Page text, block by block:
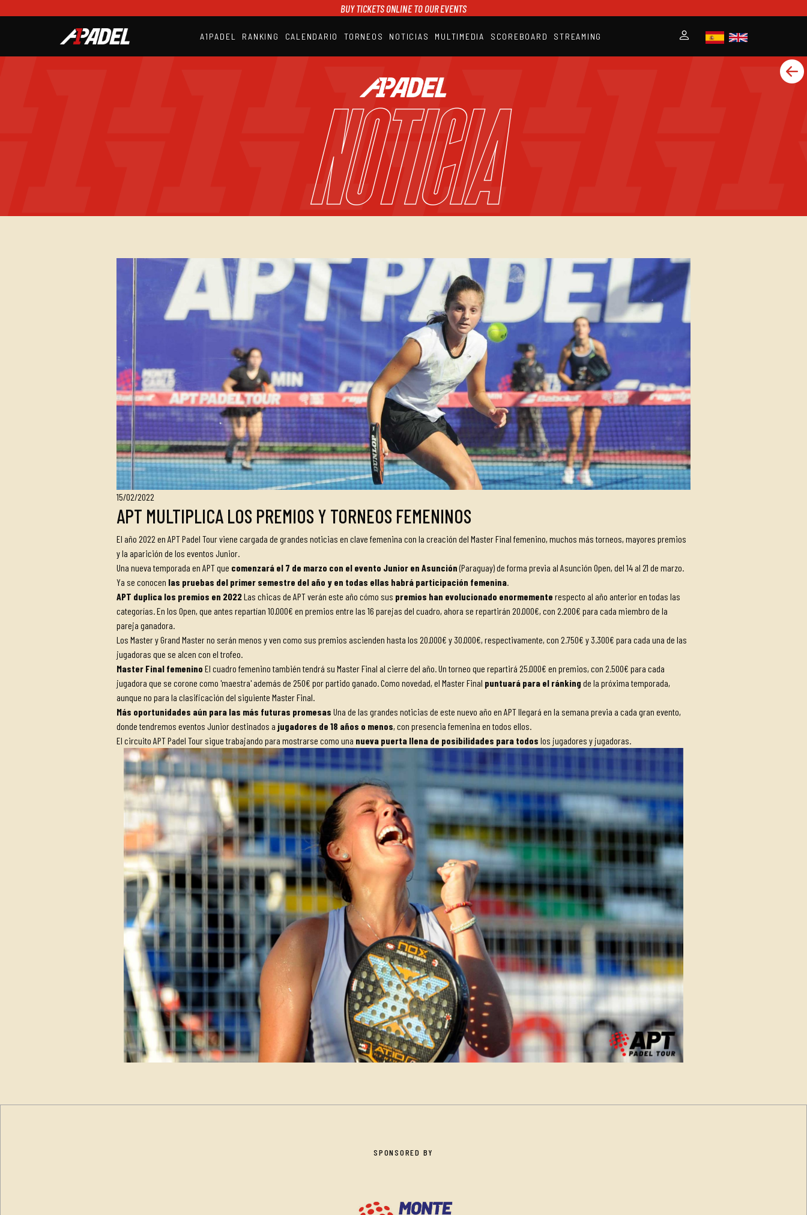
BUY TICKETS ONLINE TO OUR EVENTS
A1PADEL RANKING CALENDARIO TORNEOS NOTICIAS MULTIMEDIA SCOREBOARD STREAMING
CALENDARIO
TORNEOS
MULTIMEDIA
SCOREBOARD
STREAMING
NOTICIA
15/02/2022
APT MULTIPLICA LOS PREMIOS Y TORNEOS FEMENINOS
El año 2022 en APT Padel Tour viene cargada de grandes noticias en clave femenina con la creación del Master Final femenino, muchos más torneos, mayores premios
y la aparición de los eventos Junior.
Una nueva temporada en APT que comenzará el 7 de marzo con el evento Junior en Asunción(Paraguay) de forma previa al Asunción Open, del 14 al 21 de marzo.
Ya se conocen las pruebas del primer semestre del año y en todas ellas habrá participación femenina.
APT duplica los premios en 2022Las chicas de APT verán este año cómo sus premios han evolucionado enormemente respecto al año anterior en todas las
categorías. En los Open, que antes repartían 10.000€ en premios entre las 16 parejas del cuadro, ahora se repartirán 20.000€, con 2.200€ para cada miembro de la
pareja ganadora.
Los Master y Grand Master no serán menos y ven como sus premios ascienden hasta los 20.000€ y 30.000€, respectivamente, con 2.750€ y 3.300€ para cada una de las
jugadoras que se alcen con el trofeo.
Master Final femenino El cuadro femenino también tendrá su Master Final al cierre del año. Un torneo que repartirá 25.000€ en premios, con 2.500€ para cada
jugadora que se corone como 'maestra' además de 250€ por partido ganado. Como novedad, el Master Final puntuará para el ránking de la próxima temporada,
aunque no para la clasificación del siguiente Master Final.
Más oportunidades aún para las más futuras promesas Una de las grandes noticias de este nuevo año en APT llegará en la semana previa a cada gran evento,
donde tendremos eventos Junior destinados a jugadores de 18 años o menos, con presencia femenina en todos ellos.
El circuito APT Padel Tour sigue trabajando para mostrarse como una nueva puerta llena de posibilidades para todos los jugadores y jugadoras.
SPONSORED BY